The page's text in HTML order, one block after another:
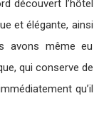
découvert l’hôtel
et élégante, ainsi
avons même eu
qui conserve de
qu’il